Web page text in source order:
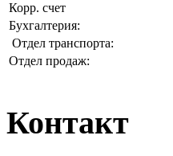
Корр. счет
Бухгалтерия:
Отдел транспорта:
Отдел продаж:
Контакт